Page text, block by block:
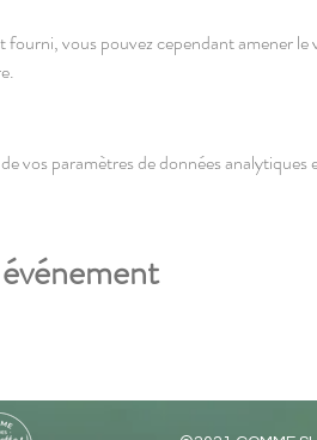
fourni, vous pouvez cependant amener le
s'équiper et profiter un max de la
vos paramètres de données